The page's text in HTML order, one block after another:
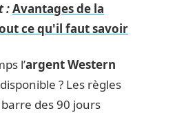
:Avantages de la
ce qu'il faut savoir
l’argent Western
? Les règles
des 90 jours